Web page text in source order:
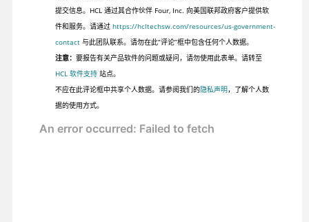
提交信息。HCL 通过其合作伙伴 Four, Inc. 向美国联邦政府客户提供软
件和服务。请通过 https://hcltechsw.com/resources/us-government-
contact与此团队联系。请勿在此“评论”框中包含任何个人数据。
注意： 要报告有关产品软件的问题或疑问，请勿使用此表单。请转至
HCL 软件支持站点。
不应在此评论框中共享个人数据。请参阅我们的隐私声明，了解个人数
据的使用方式。